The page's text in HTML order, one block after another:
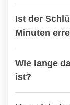
Ist der
Minuten
Wie lange
ist?